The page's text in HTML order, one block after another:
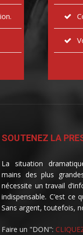
SOUTENEZ LA
La situation
mains des plus
nécessite un travail
indispensable. C’est ce
Sans argent, toutefois,
Faire un "DON":